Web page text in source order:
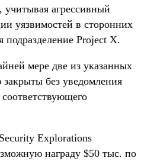
учитывая агрессивный
уязвимостей в сторонних
подразделение Project X.
мере две из указанных
без уведомления
Explorations
награду $50 тыс. по